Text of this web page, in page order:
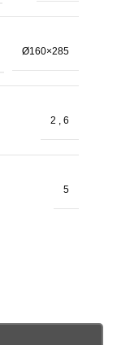
Ø160×285
2 , 6
5